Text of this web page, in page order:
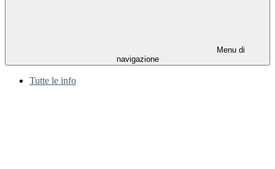
Menu di
navigazione
Tutte le info